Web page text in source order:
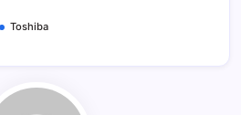
Toshiba